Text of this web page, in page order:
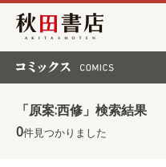
秋田書店
「原案:西修」検索結果
0件見つかりました